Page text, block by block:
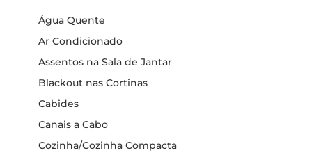
Água Quente
Ar Condicionado
Assentos na Sala de Jantar
Blackout nas Cortinas
Cabides
Canais a Cabo
Cozinha/Cozinha Compacta